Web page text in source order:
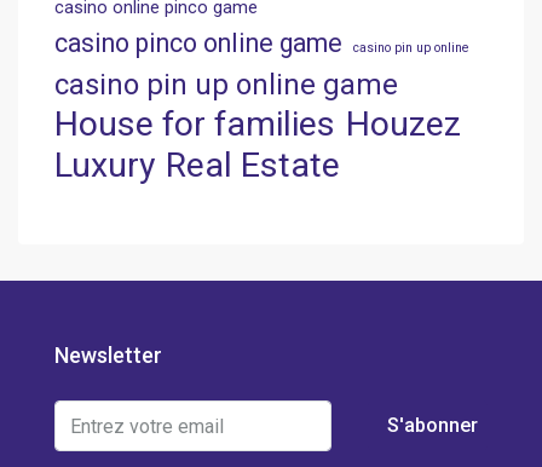
casino online pinco game
casino pinco online game casino pin up online
casino pin up online game
House for families Houzez
Luxury Real Estate
Newsletter
S'abonner